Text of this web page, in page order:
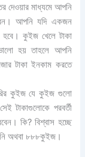
মাধ্যমে আপনি
আপনি যদি একজন
হবে। কুইজ খেলে টাকা
হয় তাহলে আপনি
টাকা ইনকাম করতে
কুইজ যে কুইজ গুলো
টাকাগুলোকে পরবর্তী
কি? বিশ্বাস হচ্ছে
অথবা ৮৮৮কুইজ।